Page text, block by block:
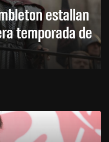
estallan
temporada de